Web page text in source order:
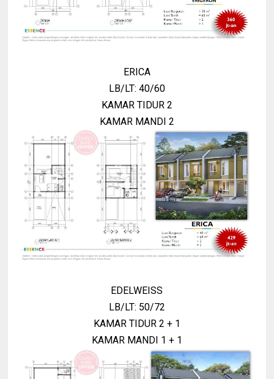
ERICA
LB/LT: 40/60
KAMAR TIDUR 2
KAMAR MANDI 2
EDELWEISS
LB/LT: 50/72
KAMAR TIDUR 2 + 1
KAMAR MANDI 1 + 1